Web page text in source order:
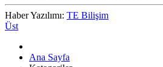
Haber Yazılımı: TE Bilişim
Üst
Ana Sayfa